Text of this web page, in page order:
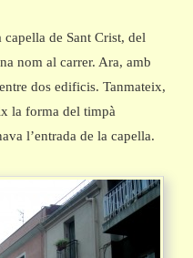
capella de Sant Crist, del
nom al carrer. Ara, amb
dos edificis. Tanmateix,
la forma del timpà
l’entrada de la capella.